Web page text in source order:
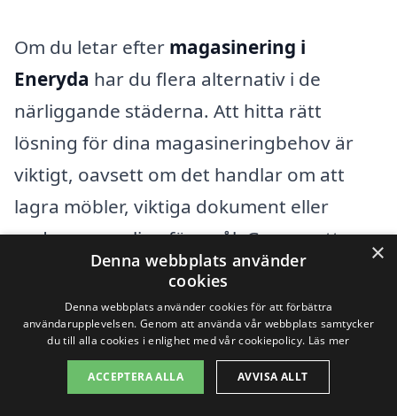
Om du letar efter magasinering i
Eneryda har du flera alternativ i de
närliggande städerna. Att hitta rätt
lösning för dina magasineringbehov är
viktigt, oavsett om det handlar om att
lagra möbler, viktiga dokument eller
andra personliga föremål. Genom att
jämföra olika företag i området kan du få
den hjälp du behöver utan att överskrida
din budget.
När du börjar din sökning, överväg att
×
Denna webbplats använder
cookies
Denna webbplats använder cookies för att förbättra
användarupplevelsen. Genom att använda vår webbplats samtycker
du till alla cookies i enlighet med vår cookiepolicy. Läs mer
ACCEPTERA ALLA AVVISA ALLT